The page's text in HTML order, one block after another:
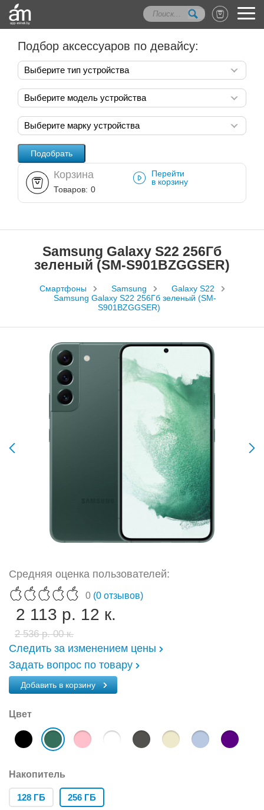
Подбор аксессуаров по девайсу:
Выберите тип устройства
Выберите модель устройства
Выберите марку устройства
Корзина
Товаров: 0
Перейти
в корзину
Samsung Galaxy S22 256Гб
зеленый (SM-S901BZGGSER)
Смартфоны Samsung
Galaxy S22
Samsung Galaxy S22 256Гб зеленый (SM-
S901BZGGSER)
Средняя оценка пользователей:
0 (0 отзывов)
2 113 р. 12 к.
2 536 р. 00 к.
Следить за изменением цены
Задать вопрос по товару
Добавить в корзину
Цвет
Накопитель
128 ГБ 256 ГБ